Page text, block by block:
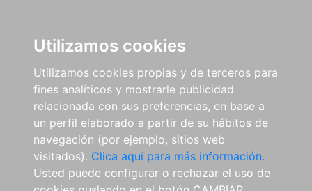
Utilizamos cookies
Utilizamos cookies propias y de terceros para
fines analíticos y mostrarle publicidad
relacionada con sus preferencias, en base a
un perfil elaborado a partir de su hábitos de
navegación (por ejemplo, sitios web
visitados). Clica aquí para más información.
Usted puede configurar o rechazar el uso de